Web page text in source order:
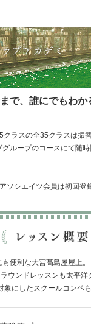
で、誰にでもわか
クラスの全35クラスは振
ループのコースにて随時
ソシエイツ会員は初回登
便利な大宮髙島屋屋上
ウンドレッスンも太平
にしたスクールコンペも